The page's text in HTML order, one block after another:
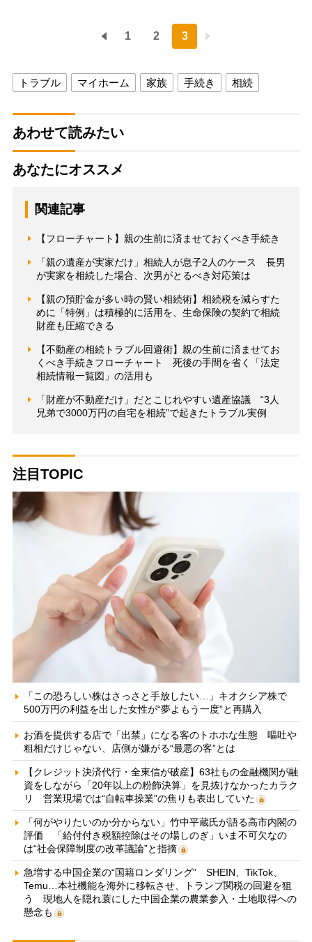
1 2 3
トラブル マイホーム 家族 手続き 相続
あわせて読みたい
あなたにオススメ
関連記事
【フローチャート】親の生前に済ませておくべき手続き
「親の遺産が実家だけ」相続人が息子2人のケース 長男
が実家を相続した場合、次男がとるべき対応策は
【親の預貯金が多い時の賢い相続術】相続税を減らすた
めに「特例」は積極的に活用を、生命保険の契約で相続
財産も圧縮できる
【不動産の相続トラブル回避術】親の生前に済ませてお
くべき手続きフローチャート 死後の手間を省く「法定
相続情報一覧図」の活用も
「財産が不動産だけ」だとこじれやすい遺産協議 “3人
兄弟で3000万円の自宅を相続”で起きたトラブル実例
注目TOPIC
「この恐ろしい株はさっさと手放したい…」キオクシア株で
500万円の利益を出した女性が“夢よもう一度”と再購入
お酒を提供する店で「出禁」になる客のトホホな生態 嘔吐や
粗相だけじゃない、店側が嫌がる“最悪の客”とは
【クレジット決済代行・全東信が破産】63社もの金融機関が融
資をしながら「20年以上の粉飾決算」を見抜けなかったカラク
リ 営業現場では“自転車操業”の焦りも表出していた
「何がやりたいのか分からない」竹中平蔵氏が語る高市内閣の
評価 「給付付き税額控除はその場しのぎ」いま不可欠なの
は“社会保障制度の改革議論”と指摘
急増する中国企業の“国籍ロンダリング” SHEIN、TikTok、
Temu…本社機能を海外に移転させ、トランプ関税の回避を狙
う 現地人を隠れ蓑にした中国企業の農業参入・土地取得への
懸念も